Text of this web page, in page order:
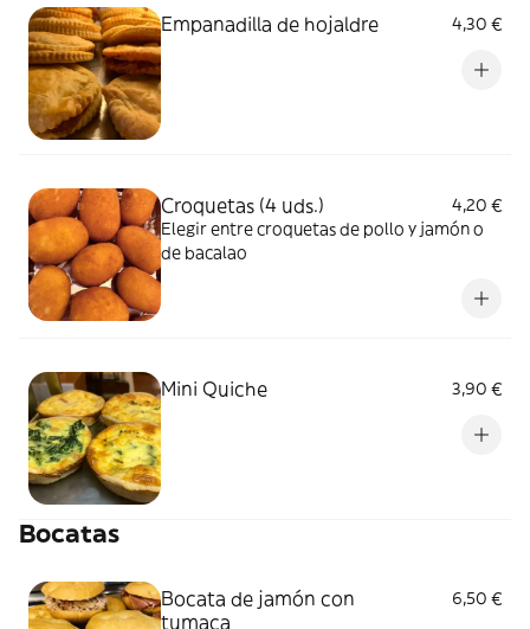
Empanadilla de hojaldre 4,30 €
Croquetas (4 uds.)
4,20 €
Elegir entre croquetas de pollo y jamón o
de bacalao
Mini Quiche 3,90 €
Bocatas
Bocata de jamón con
tumaca
6,50 €